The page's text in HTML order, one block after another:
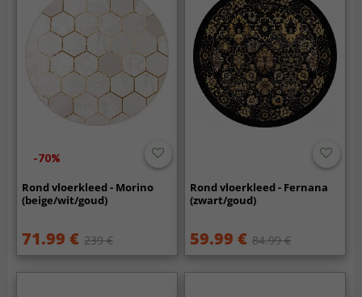
-70%
Rond vloerkleed - Morino
(beige/wit/goud)
71.99 € 239 €
Rond vloerkleed - Fernana
(zwart/goud)
59.99 € 84.99 €